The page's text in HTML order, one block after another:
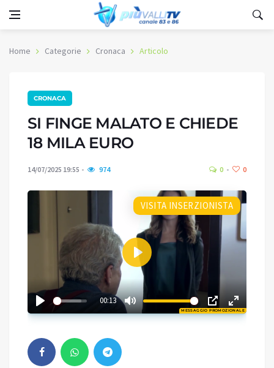
Home Categorie Cronaca Articolo
CRONACA
SI FINGE MALATO E CHIEDE
18 MILA EURO
14/07/2025 19:55 974 0 0
MESSAGGIO PROMOZIONALE
VISITA INSERZIONISTA
00:13
Play
01:48